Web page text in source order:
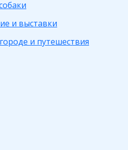
и выставки
и путешествия